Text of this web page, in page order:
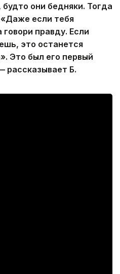
они бедняки. Тогда
если тебя
правду. Если
это останется
Это был его первый
рассказывает Б.